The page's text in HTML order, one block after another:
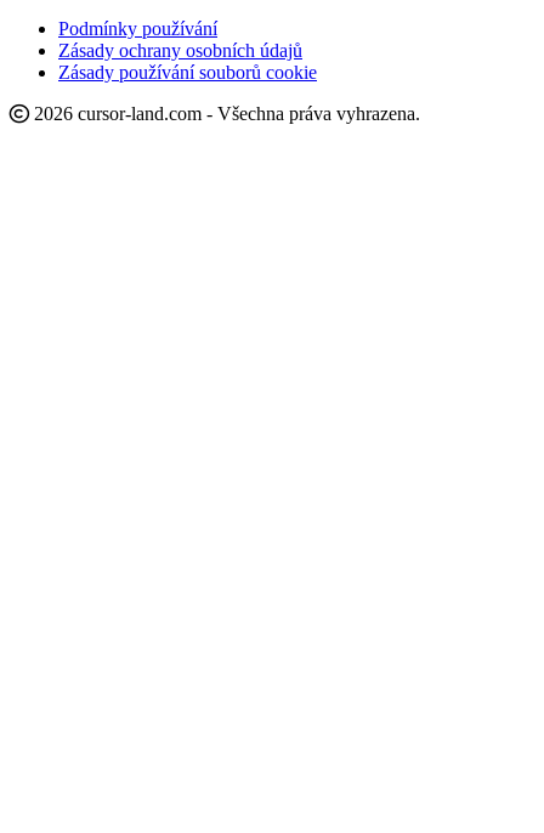
Podmínky používání
Zásady ochrany osobních údajů
Zásady používání souborů cookie
2026 cursor-land.com - Všechna práva vyhrazena.